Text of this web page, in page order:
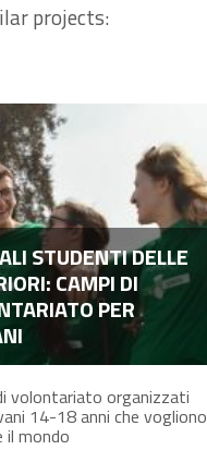
projects:
STUDENTI DELLE
CAMPI DI
PER
volontariato organizzati
14-18 anni che vogliono
il mondo